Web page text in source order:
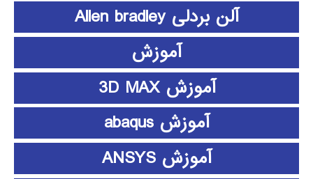
آلن بردلی Allen bradley
آموزش
آموزش 3D MAX
آموزش abaqus
آموزش ANSYS